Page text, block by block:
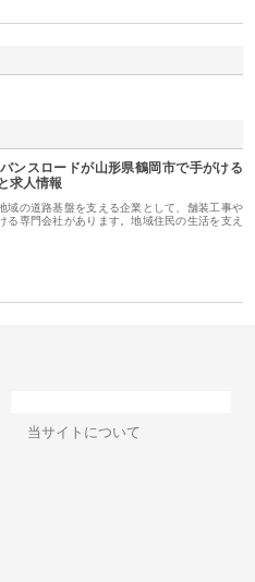
ンスロードが山形県鶴岡市で手がける
求人情報
域の道路基盤を支える企業として、舗装工事や
る専門会社があります。地域住民の生活を支え
当サイトについて